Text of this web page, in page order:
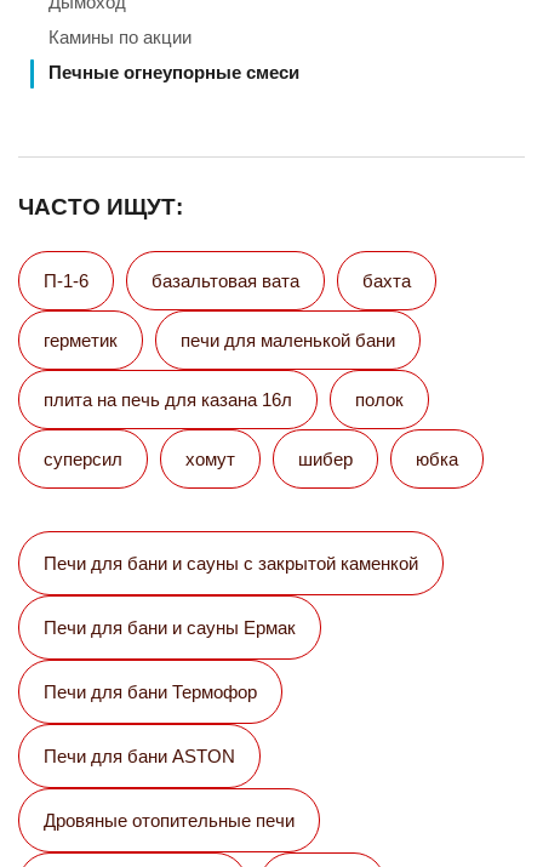
Камины по акции
Печные огнеупорные смеси
ЧАСТО ИЩУТ:
П-1-6 базальтовая вата бахта
герметик печи для маленькой бани
плита на печь для казана 16л полок
суперсил хомут шибер юбка
Печи для бани и сауны с закрытой каменкой
Печи для бани и сауны Eрмак
Печи для бани Термофор
Печи для бани ASTON
Дровяные отопительные печи